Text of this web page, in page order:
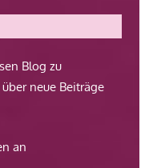
Blog zu
neue Beiträge
an